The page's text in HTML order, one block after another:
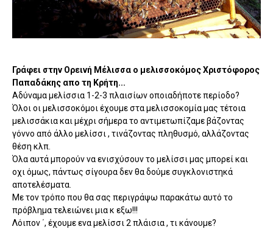
Γράφει στην Ορεινή Μέλισσα ο μελισσοκόμος Χριστόφορος
Παπαδάκης απο τη Κρήτη...
Αδύναμα μελίσσια 1-2-3 πλαισίων οποιαδήποτε περίοδο?
Όλοι οι μελισσοκόμοι έχουμε στα μελισσοκομία μας τέτοια
μελισσάκια και μέχρι σήμερα το αντιμετωπίζαμε βάζοντας
γόννο από άλλο μελίσσι , τινάζοντας πληθυσμό, αλλάζοντας
θέση κλπ.
Όλα αυτά μπορούν να ενισχύσουν το μελίσσι μας μπορεί και
οχι όμως, πάντως σίγουρα δεν θα δούμε συγκλονιστηκά
αποτελέσματα.
Με τον τρόπο που θα σας περιγράψω παρακάτω αυτό το
πρόβλημα τελειώνει μια κ εξω!!!
Λόιπον ΄, έχουμε ενα μελίσσι 2 πλάισια , τι κάνουμε?